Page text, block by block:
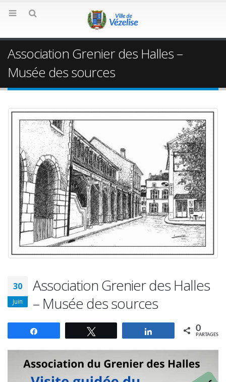
Association Grenier des Halles –
Musée des sources
30
Juin
Association Grenier des Halles
– Musée des sources
Partagez 0
PARTAGES